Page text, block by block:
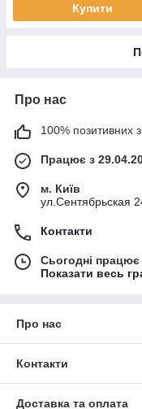
Купити
Про нас
100% позитивних з
Працює з
м. Київ
ул.Сентябрьская
Контакти
Сьогодні
Показати весь
Про нас
Контакти
Доставка та оплата